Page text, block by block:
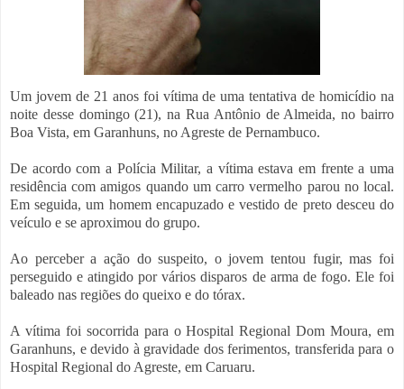
Um jovem de 21 anos foi vítima de uma tentativa de homicídio na
noite desse domingo (21), na Rua Antônio de Almeida, no bairro
Boa Vista, em Garanhuns, no Agreste de Pernambuco.
De acordo com a Polícia Militar, a vítima estava em frente a uma
residência com amigos quando um carro vermelho parou no local.
Em seguida, um homem encapuzado e vestido de preto desceu do
veículo e se aproximou do grupo.
Ao perceber a ação do suspeito, o jovem tentou fugir, mas foi
perseguido e atingido por vários disparos de arma de fogo. Ele foi
baleado nas regiões do queixo e do tórax.
A vítima foi socorrida para o Hospital Regional Dom Moura, em
Garanhuns, e devido à gravidade dos ferimentos, transferida para o
Hospital Regional do Agreste, em Caruaru.